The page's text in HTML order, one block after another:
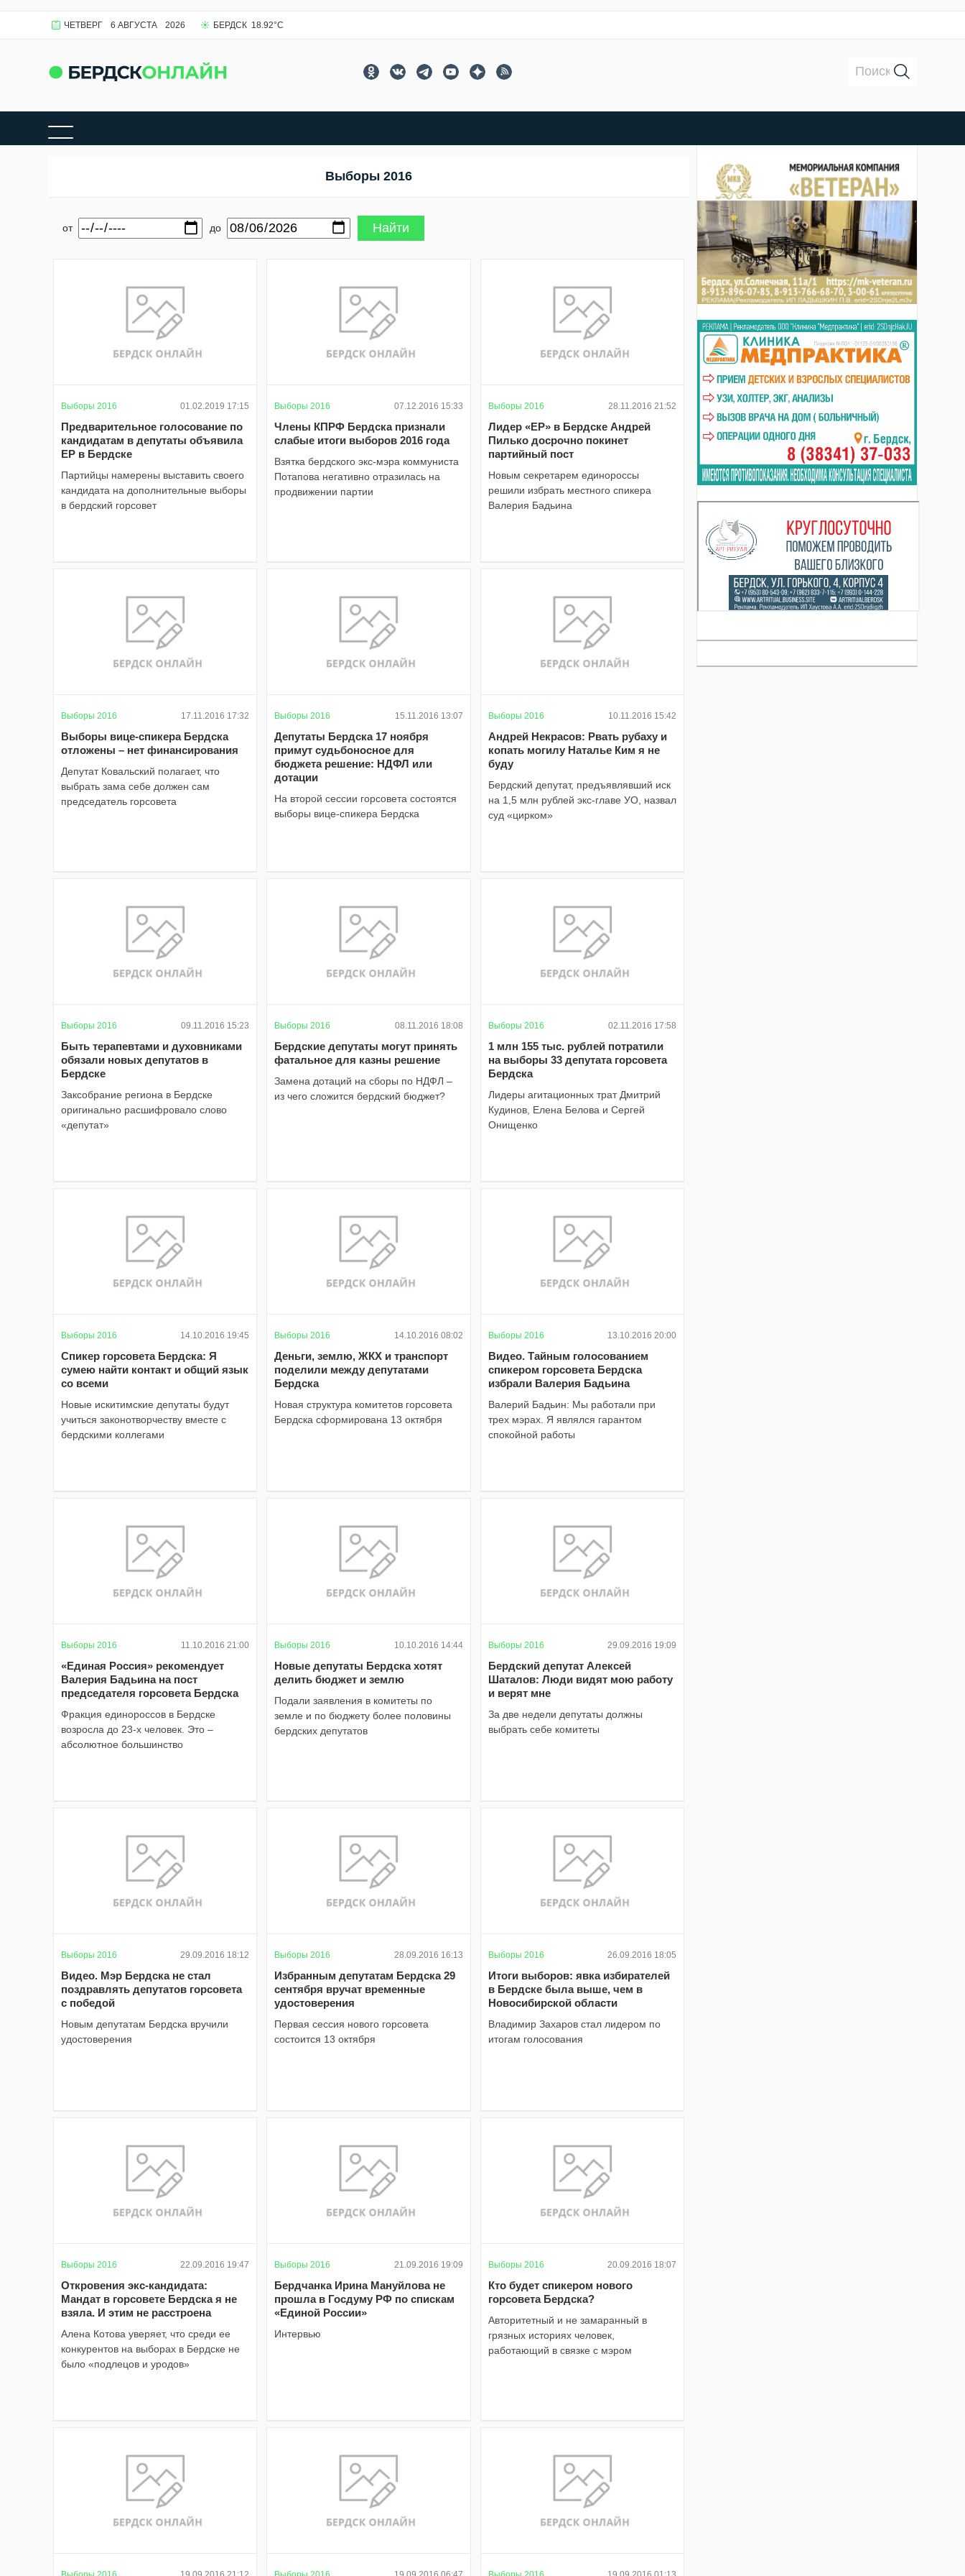
ЧЕТВЕРГ 6 АВГУСТА 2026 БЕРДСК 18.92°C
Выборы 2016
от до
Выборы 2016 01.02.2019 17:15
Предварительное голосование по
кандидатам в депутаты объявила
ЕР в Бердске
Партийцы намерены выставить своего
кандидата на дополнительные выборы
в бердский горсовет
Выборы 2016 07.12.2016 15:33
Члены КПРФ Бердска признали
слабые итоги выборов 2016 года
Взятка бердского экс-мэра коммуниста
Потапова негативно отразилась на
продвижении партии
Выборы 2016 28.11.2016 21:52
Лидер «ЕР» в Бердске Андрей
Пилько досрочно покинет
партийный пост
Новым секретарем единороссы
решили избрать местного спикера
Валерия Бадьина
Выборы 2016 17.11.2016 17:32
Выборы вице-спикера Бердска
отложены – нет финансирования
Депутат Ковальский полагает, что
выбрать зама себе должен сам
председатель горсовета
Выборы 2016 15.11.2016 13:07
Депутаты Бердска 17 ноября
примут судьбоносное для
бюджета решение: НДФЛ или
дотации
На второй сессии горсовета состоятся
выборы вице-спикера Бердска
Выборы 2016 10.11.2016 15:42
Андрей Некрасов: Рвать рубаху и
копать могилу Наталье Ким я не
буду
Бердский депутат, предъявлявший иск
на 1,5 млн рублей экс-главе УО, назвал
суд «цирком»
Выборы 2016 09.11.2016 15:23
Быть терапевтами и духовниками
обязали новых депутатов в
Бердске
Заксобрание региона в Бердске
оригинально расшифровало слово
«депутат»
Выборы 2016 08.11.2016 18:08
Бердские депутаты могут принять
фатальное для казны решение
Замена дотаций на сборы по НДФЛ –
из чего сложится бердский бюджет?
Выборы 2016 02.11.2016 17:58
1 млн 155 тыс. рублей потратили
на выборы 33 депутата горсовета
Бердска
Лидеры агитационных трат Дмитрий
Кудинов, Елена Белова и Сергей
Онищенко
Выборы 2016 14.10.2016 19:45
Спикер горсовета Бердска: Я
сумею найти контакт и общий язык
со всеми
Новые искитимские депутаты будут
учиться законотворчеству вместе с
бердскими коллегами
Выборы 2016 14.10.2016 08:02
Деньги, землю, ЖКХ и транспорт
поделили между депутатами
Бердска
Новая структура комитетов горсовета
Бердска сформирована 13 октября
Выборы 2016 13.10.2016 20:00
Видео. Тайным голосованием
спикером горсовета Бердска
избрали Валерия Бадьина
Валерий Бадьин: Мы работали при
трех мэрах. Я являлся гарантом
спокойной работы
Выборы 2016 11.10.2016 21:00
«Единая Россия» рекомендует
Валерия Бадьина на пост
председателя горсовета Бердска
Фракция единороссов в Бердске
возросла до 23-х человек. Это –
абсолютное большинство
Выборы 2016 10.10.2016 14:44
Новые депутаты Бердска хотят
делить бюджет и землю
Подали заявления в комитеты по
земле и по бюджету более половины
бердских депутатов
Выборы 2016 29.09.2016 19:09
Бердский депутат Алексей
Шаталов: Люди видят мою работу
и верят мне
За две недели депутаты должны
выбрать себе комитеты
Выборы 2016 29.09.2016 18:12
Видео. Мэр Бердска не стал
поздравлять депутатов горсовета
с победой
Новым депутатам Бердска вручили
удостоверения
Выборы 2016 28.09.2016 16:13
Избранным депутатам Бердска 29
сентября вручат временные
удостоверения
Первая сессия нового горсовета
состоится 13 октября
Выборы 2016 26.09.2016 18:05
Итоги выборов: явка избирателей
в Бердске была выше, чем в
Новосибирской области
Владимир Захаров стал лидером по
итогам голосования
Выборы 2016 22.09.2016 19:47
Откровения экс-кандидата:
Мандат в горсовете Бердска я не
взяла. И этим не расстроена
Алена Котова уверяет, что среди ее
конкурентов на выборах в Бердске не
было «подлецов и уродов»
Выборы 2016 21.09.2016 19:09
Бердчанка Ирина Мануйлова не
прошла в Госдуму РФ по спискам
«Единой России»
Интервью
Выборы 2016 20.09.2016 18:07
Кто будет спикером нового
горсовета Бердска?
Авторитетный и не замаранный в
грязных историях человек,
работающий в связке с мэром